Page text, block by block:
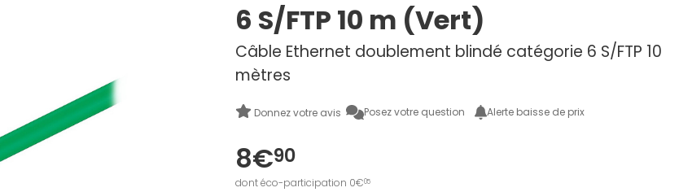
6 S/FTP 10 m (Vert)
Câble Ethernet doublement blindé catégorie 6 S/FTP 10
mètres
Donnez votre avis Posez votre question Alerte baisse de prix
8€90
dont éco-participation 0€05